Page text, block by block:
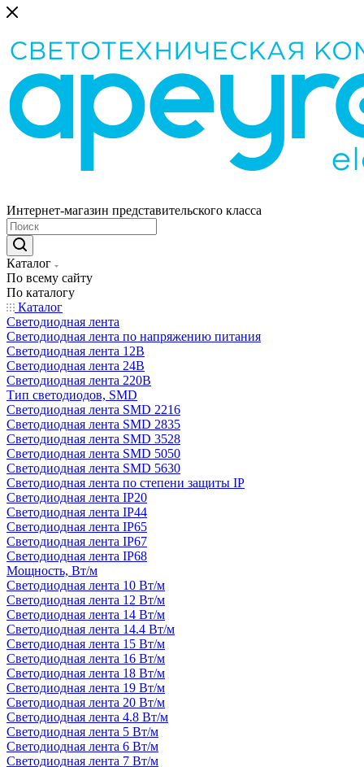
Интернет-магазин представительского класса
Каталог
По всему сайту
По каталогу
Каталог
Светодиодная лента
Светодиодная лента по напряжению питания
Светодиодная лента 12В
Светодиодная лента 24В
Светодиодная лента 220В
Тип светодиодов, SMD
Cветодиодная лента SMD 2216
Светодиодная лента SMD 2835
Светодиодная лента SMD 3528
Светодиодная лента SMD 5050
Светодиодная лента SMD 5630
Светодиодная лента по степени защиты IP
Светодиодная лента IP20
Светодиодная лента IP44
Светодиодная лента IP65
Светодиодная лента IP67
Светодиодная лента IP68
Мощность, Вт/м
Светодиодная лента 10 Вт/м
Светодиодная лента 12 Вт/м
Светодиодная лента 14 Вт/м
Светодиодная лента 14.4 Вт/м
Светодиодная лента 15 Вт/м
Светодиодная лента 16 Вт/м
Светодиодная лента 18 Вт/м
Светодиодная лента 19 Вт/м
Светодиодная лента 20 Вт/м
Светодиодная лента 4.8 Вт/м
Светодиодная лента 5 Вт/м
Светодиодная лента 6 Вт/м
Светодиодная лента 7 Вт/м